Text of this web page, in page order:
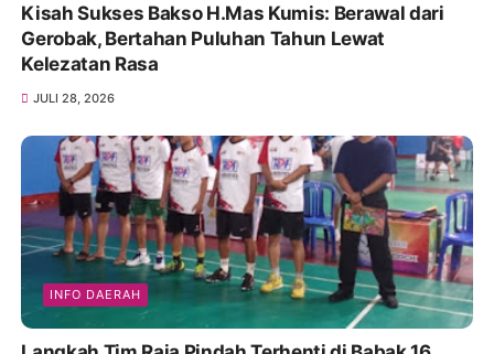
Kisah Sukses Bakso H.Mas Kumis: Berawal dari
Gerobak, Bertahan Puluhan Tahun Lewat
Kelezatan Rasa
JULI 28, 2026
INFO DAERAH